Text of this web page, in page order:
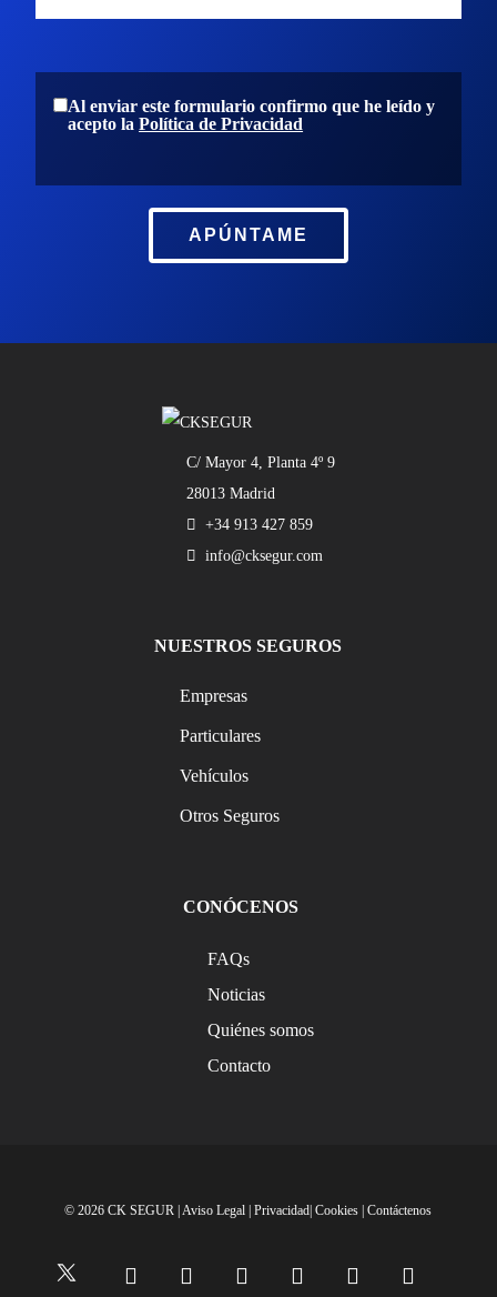
Al enviar este formulario confirmo que he leído y
acepto laPolítica de Privacidad
APÚNTAME
C/ Mayor 4, Planta 4º 9
28013 Madrid
+34 913 427 859
info@cksegur.com
NUESTROS SEGUROS
Empresas
Particulares
Vehículos
Otros Seguros
CONÓCENOS
FAQs
Noticias
Quiénes somos
Contacto
© 2026 CK SEGUR |Aviso Legal |Privacidad |Cookies |Contáctenos